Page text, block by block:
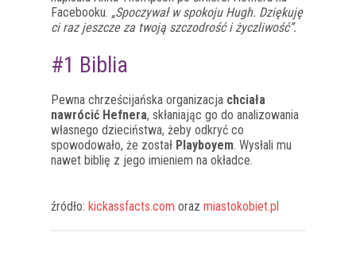
Facebooku. „Spoczywał w spokoju Hugh. Dziękuję
ci raz jeszcze za twoją szczodrość i życzliwość”.
#1 Biblia
Pewna chrześcijańska organizacja chciała
nawrócić Hefnera, skłaniając go do analizowania
własnego dzieciństwa, żeby odkryć co
spowodowało, że został Playboyem. Wysłali mu
nawet biblię z jego imieniem na okładce.
źródło: kickassfacts.com oraz miastokobiet.pl